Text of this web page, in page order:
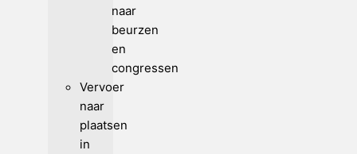
naar
beurzen
en
congressen
Vervoer
naar
plaatsen
in